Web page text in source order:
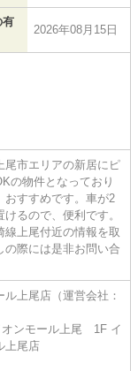
有
2026年08月15日
尾市エリアの新居にピ
の物件となっており
おすすめです。車が2
るので、便利です。
線上尾付近の情報を取
の際には是非お問い合
上尾店（運営会社：
オンモール上尾 1F イ
上尾店